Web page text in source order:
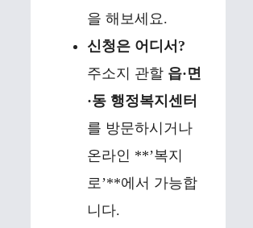
을 해보세요.
신청은 어디서?
주소지 관할 읍·면
·동 행정복지센터
를 방문하시거나
온라인 **’복지
로’**에서 가능합
니다.